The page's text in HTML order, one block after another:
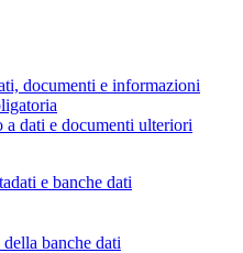
documenti e informazioni
a dati e documenti ulteriori
e banche dati
banche dati